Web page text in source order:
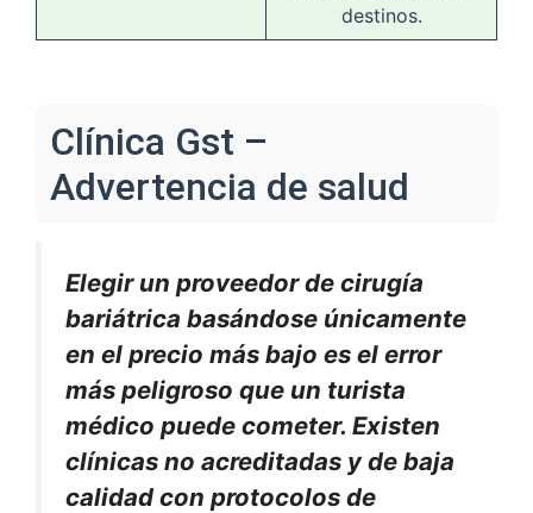
destinos.
Clínica Gst –
Advertencia de salud
Elegir un proveedor de cirugía
bariátrica basándose únicamente
en el precio más bajo es el error
más peligroso que un turista
médico puede cometer. Existen
clínicas no acreditadas y de baja
calidad con protocolos de